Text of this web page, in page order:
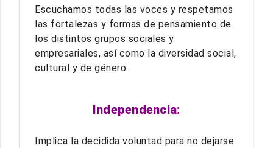
Escuchamos todas las voces y respetamos
las fortalezas y formas de pensamiento de
los distintos grupos sociales y
empresariales, así como la diversidad social,
cultural y de género.
Independencia:
Implica la decidida voluntad para no dejarse